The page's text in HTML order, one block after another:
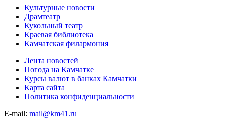
Культурные новости
Драмтеатр
Кукольный театр
Краевая библиотека
Камчатская филармония
Лента новостей
Погода на Камчатке
Курсы валют в банках Камчатки
Карта сайта
Политика конфиденциальности
E-mail: mail@km41.ru